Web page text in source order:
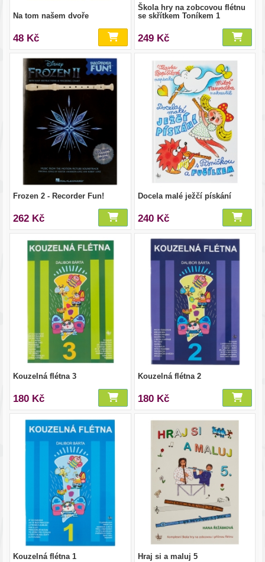
Na tom našem dvoře
48 Kč
Škola hry na zobcovou flétnu
se skřítkem Toníkem 1
249 Kč
Frozen 2 - Recorder Fun!
262 Kč
Docela malé ježčí pískání
240 Kč
Kouzelná flétna 3
180 Kč
Kouzelná flétna 2
180 Kč
Kouzelná flétna 1 Hraj si a maluj 5